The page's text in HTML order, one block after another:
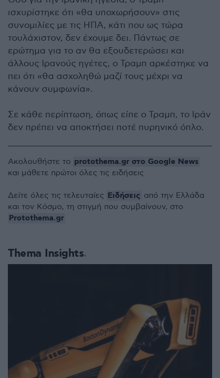
ισχυρίστηκε ότι «θα υποχωρήσουν» στις
συνομιλίες με τις ΗΠΑ, κάτι που ως τώρα
τουλάχιστον, δεν έχουμε δει. Πάντως σε
ερώτημα για το αν θα εξουδετερώσει και
άλλους Ιρανούς ηγέτες, ο Τραμπ αρκέστηκε να
πει ότι «θα ασχοληθώ μαζί τους μέχρι να
κάνουν συμφωνία».
Σε κάθε περίπτωση, όπως είπε ο Τραμπ, το Ιράν
δεν πρέπει να αποκτήσει ποτέ πυρηνικό όπλο.
Thema Insights
Ακολουθήστε το protothema.gr στο Google News
και μάθετε πρώτοι όλες τις ειδήσεις
Δείτε όλες τις τελευταίες Ειδήσεις από την Ελλάδα
και τον Κόσμο, τη στιγμή που συμβαίνουν, στο
Protothema.gr